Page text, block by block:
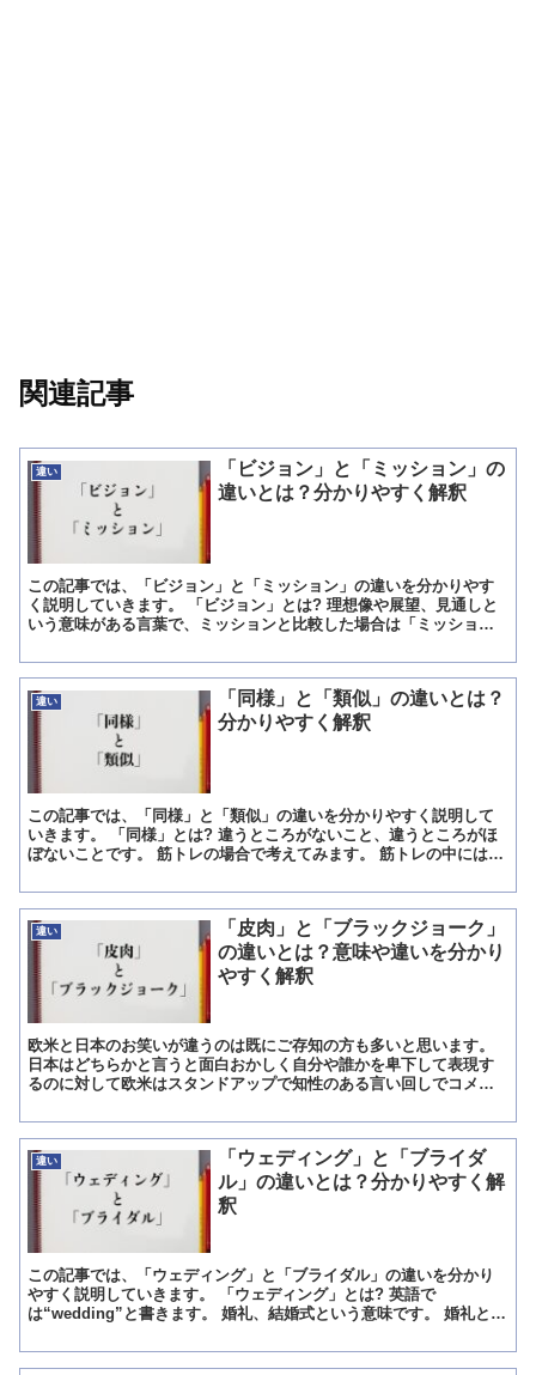
関連記事
違い
「ビジョン」と「ミッション」の
違いとは？分かりやすく解釈
この記事では、「ビジョン」と「ミッション」の違いを分かりやす
く説明していきます。 「ビジョン」とは? 理想像や展望、見通しと
いう意味がある言葉で、ミッションと比較した場合は「ミッショ
違い
「同様」と「類似」の違いとは？
分かりやすく解釈
この記事では、「同様」と「類似」の違いを分かりやすく説明して
いきます。 「同様」とは? 違うところがないこと、違うところがほ
ぼないことです。 筋トレの場合で考えてみます。 筋トレの中には、
違い
「皮肉」と「ブラックジョーク」
の違いとは？意味や違いを分かり
やすく解釈
欧米と日本のお笑いが違うのは既にご存知の方も多いと思います。
日本はどちらかと言うと面白おかしく自分や誰かを卑下して表現す
るのに対して欧米はスタンドアップで知性のある言い回しでコメデ
違い
「ウェディング」と「ブライダ
ル」の違いとは？分かりやすく解
釈
この記事では、「ウェディング」と「ブライダル」の違いを分かり
やすく説明していきます。 「ウェディング」とは? 英語で
は“wedding”と書きます。 婚礼、結婚式という意味です。 婚礼とは